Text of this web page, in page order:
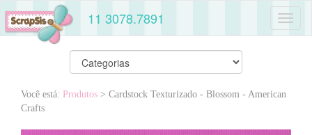
11 3078.7891
Você está: Produtos > Cardstock Texturizado - Blossom - American
Crafts